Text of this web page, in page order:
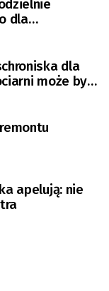
dla
dla
może być
apelują: nie